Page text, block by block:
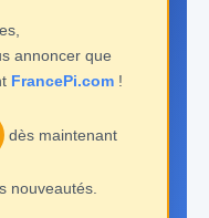
annoncer que
FrancePi.com!
dès maintenant
nouveautés.